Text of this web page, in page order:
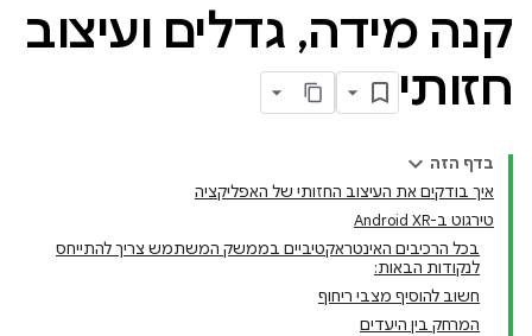
קנה מידה, גדלים ועיצוב
חזותי
בדף הזה
איך בודקים את העיצוב החזותי של האפליקציה
טירגוט ב-Android XR
בכל הרכיבים האינטראקטיביים בממשק המשתמש צריך להתייחס
לנקודות הבאות:
חשוב להוסיף מצבי ריחוף
המרחק בין היעדים